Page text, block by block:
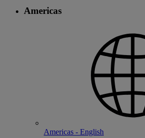
Americas
Americas - English